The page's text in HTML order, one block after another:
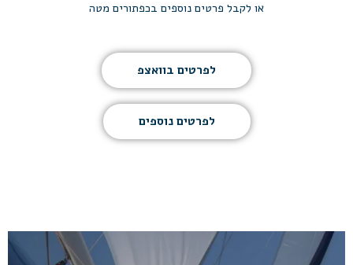
או לקבל פרטים נוספים בכפתורים מטה
לפרטים בוואצפ
לפרטים נוספים